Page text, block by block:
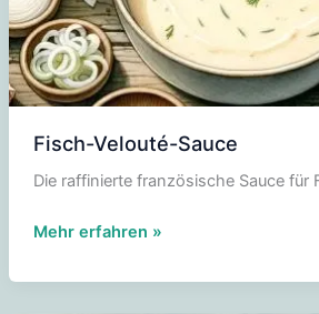
Fisch-Velouté-Sauce
Die raffinierte französische Sauce für
Fisch-
Sauce
Mehr erfahren »